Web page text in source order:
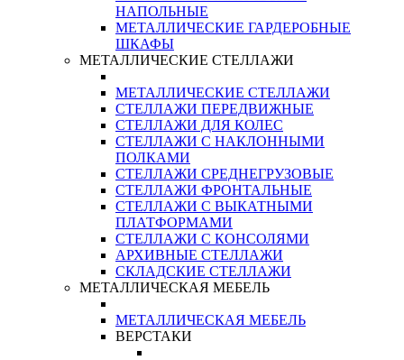
НАПОЛЬНЫЕ
МЕТАЛЛИЧЕСКИЕ ГАРДЕРОБНЫЕ
ШКАФЫ
МЕТАЛЛИЧЕСКИЕ СТЕЛЛАЖИ
МЕТАЛЛИЧЕСКИЕ СТЕЛЛАЖИ
СТЕЛЛАЖИ ПЕРЕДВИЖНЫЕ
СТЕЛЛАЖИ ДЛЯ КОЛЕС
СТЕЛЛАЖИ С НАКЛОННЫМИ
ПОЛКАМИ
СТЕЛЛАЖИ СРЕДНЕГРУЗОВЫЕ
СТЕЛЛАЖИ ФРОНТАЛЬНЫЕ
СТЕЛЛАЖИ С ВЫКАТНЫМИ
ПЛАТФОРМАМИ
СТЕЛЛАЖИ С КОНСОЛЯМИ
АРХИВНЫЕ СТЕЛЛАЖИ
СКЛАДСКИЕ СТЕЛЛАЖИ
МЕТАЛЛИЧЕСКАЯ МЕБЕЛЬ
МЕТАЛЛИЧЕСКАЯ МЕБЕЛЬ
ВЕРСТАКИ